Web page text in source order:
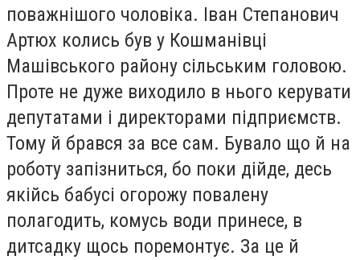
поважнішого чоловіка. Іван Степанович
Артюх колись був у Кошманівці
Машівського району сільським головою.
Проте не дуже виходило в нього керувати
депутатами і директорами підприємств.
Тому й брався за все сам. Бувало що й на
роботу запізниться, бо поки дійде, десь
якійсь бабусі огорожу повалену
полагодить, комусь води принесе, в
дитсадку щось поремонтує. За це й